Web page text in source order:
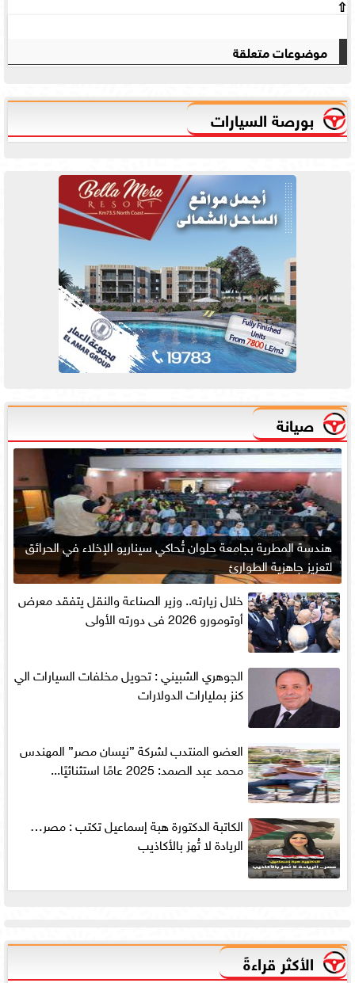
⇧
موضوعات متعلقة
بورصة السيارات
صيانة
هندسة المطرية بجامعة حلوان تُحاكي سيناريو الإخلاء في الحرائق
لتعزيز جاهزية الطوارئ
خلال زيارته.. وزير الصناعة والنقل يتفقد معرض
أوتومورو 2026 فى دورته الأولى
الجوهري الشبيني : تحويل مخلفات السيارات الي
كنز بمليارات الدولارات
العضو المنتدب لشركة ”نيسان مصر” المهندس
محمد عبد الصمد: 2025 عامًا استثنائيًا...
الكاتبة الدكتورة هبة إسماعيل تكتب : مصر…
الريادة لا تُهز بالأكاذيب
الأكثر قراءةً